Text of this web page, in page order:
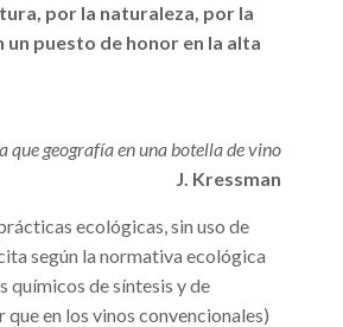
por la naturaleza, por la
puesto de honor en la alta
que geografía en una botella de vino
J. Kressman
ecológicas, sin uso de
según la normativa ecológica
químicos de síntesis y de
en los vinos convencionales)